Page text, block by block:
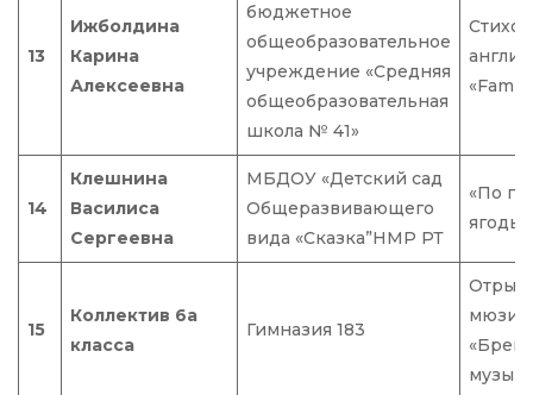
13
Ижболдина
Карина
Алексеевна
бюджетное
общеобразовательное
учреждение «Средняя
общеобразовательная
школа № 41»
14
Клешнина
Василиса
Сергеевна
МБДОУ «Детский сад
Общеразвивающего
вида «Сказка”НМР РТ
«По
ягоды»
15
Коллектив 6а
класса
Гимназия 183